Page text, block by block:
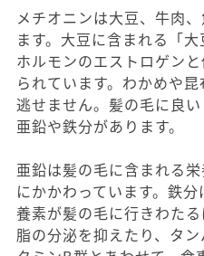
メチオニンは大豆、牛肉
ます。大豆に含まれる「
ホルモンのエストロゲン
られています。わかめや
逃せません。髪の毛に良い
亜鉛や鉄分があります。
亜鉛は髪の毛に含まれる
にかかわっています。鉄
養素が髪の毛に行きわた
脂の分泌を抑えたり、タ